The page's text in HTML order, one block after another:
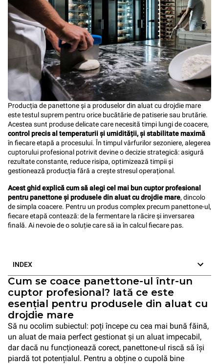
Producția de panettone și a produselor din aluat cu drojdie mare
este testul suprem pentru orice bucătărie de patiserie sau brutărie.
Acestea sunt produse delicate care necesită timpi lungi de coacere,
control precis al temperaturii și umidității, și stabilitate maximă
în fiecare etapă a procesului. În timpul vârfurilor sezoniere, alegerea
cuptorului profesional potrivit devine o decizie strategică: asigură
rezultate constante, reduce risipa, optimizează timpii și
gestionează producția fără a crește stresul operațional.
Acest ghid explică cum să alegi cel mai bun cuptor profesional
pentru panettone și produsele din aluat cu drojdie mare, dincolo
de simpla coacere. Pentru un produs complex precum panettone-ul,
fiecare etapă contează: de la fermentare la răcire și inversarea
finală. Ai nevoie de o soluție care să ia în calcul fiecare pas.
INDEX
Cum se coace panettone-ul într-un
cuptor profesional? Iată ce este
esențial pentru produsele din aluat cu
drojdie mare
Să nu ocolim subiectul: poți începe cu cea mai bună făină,
un aluat de maia perfect gestionat și un aluat impecabil,
dar dacă nu funcționează corect, panettone-ul riscă să își
piardă tot potențialul. Pentru a obține o cupolă bine